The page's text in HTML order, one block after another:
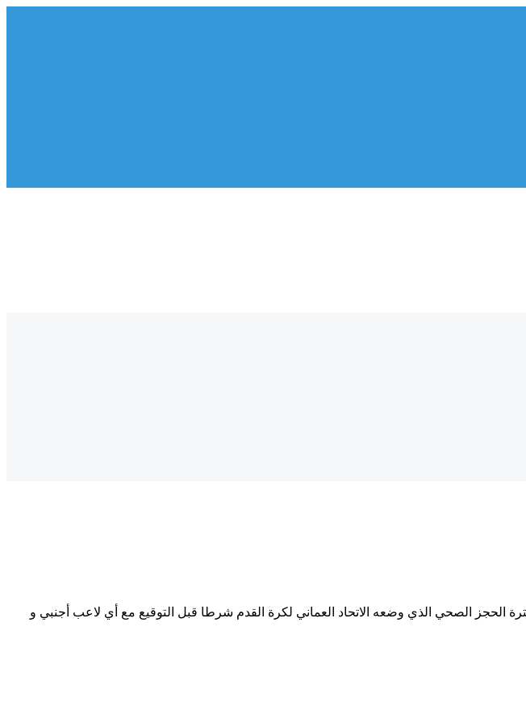
فترة الحجز الصحي الذي وضعه الاتحاد العماني لكرة القدم شرطا قبل التوقيع مع أي لاعب أجنبي و